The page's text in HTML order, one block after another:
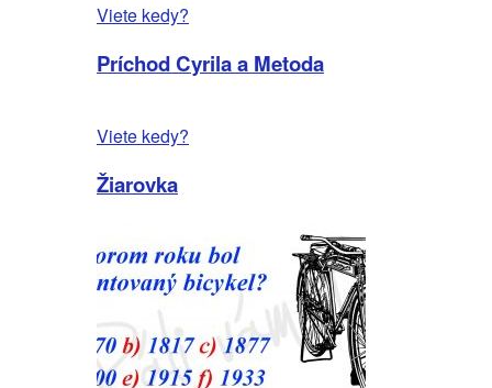
Viete kedy?
Príchod Cyrila a Metoda
Viete kedy?
Žiarovka